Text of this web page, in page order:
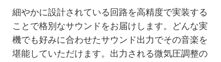
細やかに設計されている回路を高精度で実装する
ことで格別なサウンドをお届けします。どんな実
機でも好みに合わせたサウンド出力でその音楽を
堪能していただけます。出力される微気圧調整の